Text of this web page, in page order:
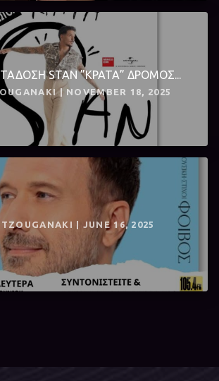
STAN ”ΚΡΑΤΑ” ΔΡΟΜΟΣ...
| NOVEMBER 18, 2025
| JUNE 16, 2025